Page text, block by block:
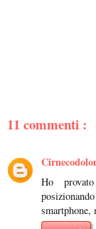
11 commenti :
Ho
smartphone,